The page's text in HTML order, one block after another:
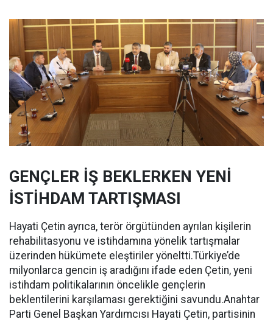
GENÇLER İŞ BEKLERKEN YENİ
İSTİHDAM TARTIŞMASI
Hayati Çetin ayrıca, terör örgütünden ayrılan kişilerin
rehabilitasyonu ve istihdamına yönelik tartışmalar
üzerinden hükümete eleştiriler yöneltti.Türkiye’de
milyonlarca gencin iş aradığını ifade eden Çetin, yeni
istihdam politikalarının öncelikle gençlerin
beklentilerini karşılaması gerektiğini savundu.Anahtar
Parti Genel Başkan Yardımcısı Hayati Çetin, partisinin